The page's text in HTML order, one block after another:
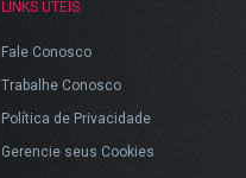
LINKS ÚTEIS
Fale Conosco
Trabalhe Conosco
Política de Privacidade
Gerencie seus Cookies